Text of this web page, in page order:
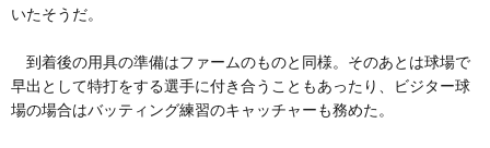
いたそうだ。
到着後の用具の準備はファームのものと同様。そのあとは球場で
早出として特打をする選手に付き合うこともあったり、ビジター球
場の場合はバッティング練習のキャッチャーも務めた。